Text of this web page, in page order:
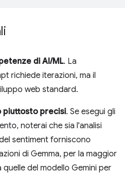
di AI/ML. La
richiede iterazioni, ma il
web standard.
piuttosto precisi. Se esegui gli
noterai che sia l'analisi
sentiment forniscono
di Gemma, per la maggior
del modello Gemini per